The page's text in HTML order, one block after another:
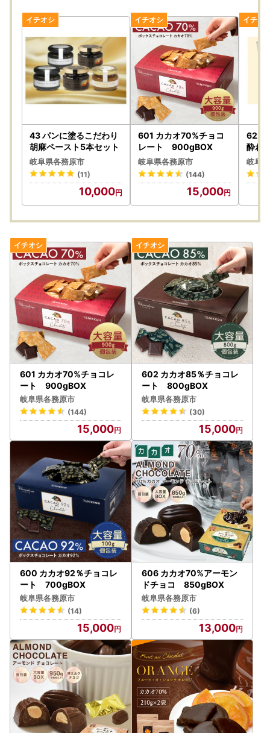
43 パンに塗るこだわり
胡麻ペースト5本セット
岐阜県各務原市
(11)
10,000
601 カカオ70%チョコ
レート 900gBOX
岐阜県各務原市
(144)
15,000
622
酔わ
岐阜
601 カカオ70%チョコレ
ート 900gBOX
岐阜県各務原市
(144)
15,000
602 カカオ85％チョコレ
ート 800gBOX
岐阜県各務原市
(30)
15,000
600 カカオ92％チョコレ
ート 700gBOX
岐阜県各務原市
(14)
15,000
606 カカオ70%アーモン
ドチョコ 850gBOX
岐阜県各務原市
(6)
13,000